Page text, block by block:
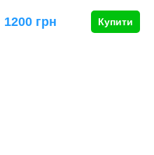
в основн…
1200 грн Купити